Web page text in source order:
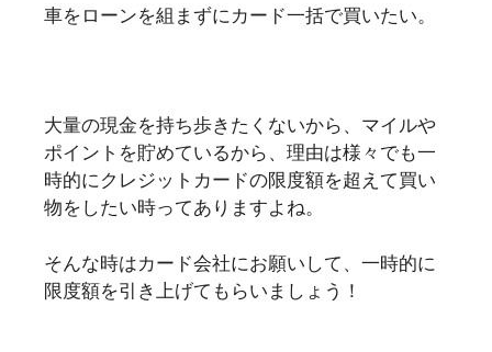
車をローンを組まずにカード一括で買いたい。
大量の現金を持ち歩きたくないから、マイルや
ポイントを貯めているから、理由は様々でも一
時的にクレジットカードの限度額を超えて買い
物をしたい時ってありますよね。
そんな時はカード会社にお願いして、一時的に
限度額を引き上げてもらいましょう！